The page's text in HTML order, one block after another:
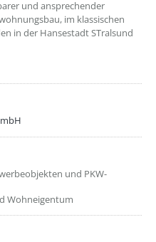
und ansprechender
im klassischen
in der Hansestadt STralsund
und PKW-
Wohneigentum